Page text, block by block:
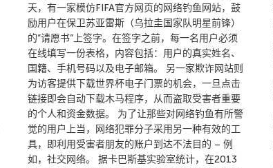
天，有一家模仿FIFA官方网页的网络钓鱼网站，鼓
励用户在保卫苏亚雷斯（乌拉圭国家队明星前锋）
的”请愿书”上签字。在签字之前，每一名用户必须
在线填写一份表格，内容包括：用户的真实姓名、
国籍、手机号码以及电子邮箱。 另一家欺诈网站则
为访客提供下载世界杯电子门票的机会，一旦点击
链接即会自动下载木马程序，从而盗取受害者重要
的个人和资金数据。 为了让那些对网络钓鱼有所警
觉的用户上当，网络犯罪分子采用另一种有效的工
具，即利用受害者朋友的账户到达不法目的 – 例
如，社交网络。 据卡巴斯基实验室统计，在2013